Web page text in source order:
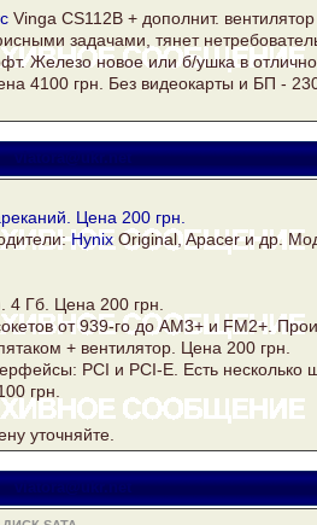
Vinga CS112B + дополнит. вентилятор
задачами, тянет
Железо новое или б/ушка в
4100 грн. Без видеокарты и БП -
viatora@ukr.net
Цена 200 грн.
HynixOriginal, Apacer и др.
4 Гб. Цена 200 грн.
от 939-го до AM3+ и FM2+.
+ вентилятор. Цена 200 грн.
PCI и PCI-E. Есть несколько
грн.
уточняйте.
viatora@ukr.net